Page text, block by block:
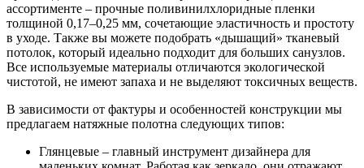
ассортименте – прочные поливинилхлоридные пленки
толщиной 0,17–0,25 мм, сочетающие эластичность и простоту
в уходе. Также вы можете подобрать «дышащий» тканевый
потолок, который идеально подходит для больших санузлов.
Все используемые материалы отличаются экологической
чистотой, не имеют запаха и не выделяют токсичных веществ.
В зависимости от фактуры и особенностей конструкции мы
предлагаем натяжные полотна следующих типов:
Глянцевые – главный инструмент дизайнера для